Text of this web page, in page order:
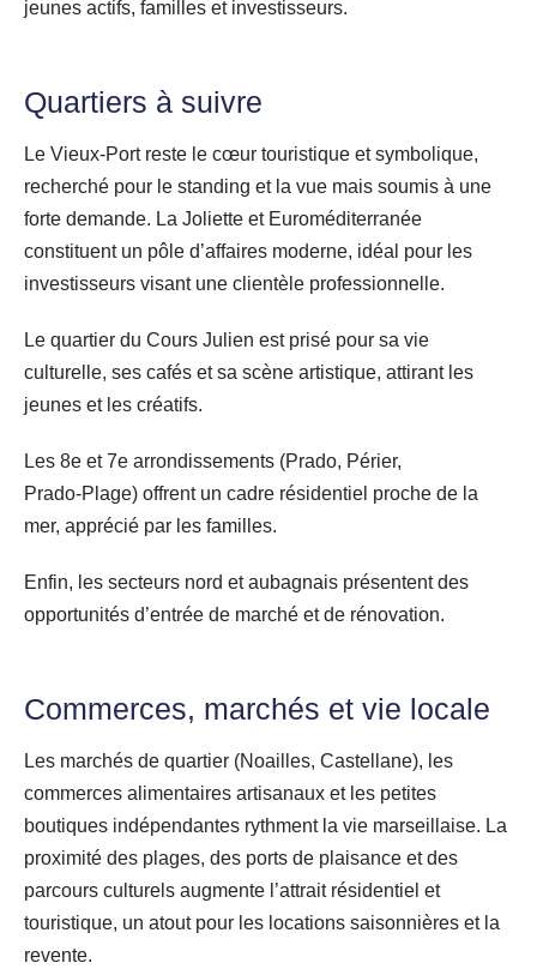
jeunes actifs, familles et investisseurs.
Quartiers à suivre
Le Vieux‑Port reste le cœur touristique et symbolique,
recherché pour le standing et la vue mais soumis à une
forte demande. La Joliette et Euroméditerranée
constituent un pôle d’affaires moderne, idéal pour les
investisseurs visant une clientèle professionnelle.
Le quartier du Cours Julien est prisé pour sa vie
culturelle, ses cafés et sa scène artistique, attirant les
jeunes et les créatifs.
Les 8e et 7e arrondissements (Prado, Périer,
Prado‑Plage) offrent un cadre résidentiel proche de la
mer, apprécié par les familles.
Enfin, les secteurs nord et aubagnais présentent des
opportunités d’entrée de marché et de rénovation.
Commerces, marchés et vie locale
Les marchés de quartier (Noailles, Castellane), les
commerces alimentaires artisanaux et les petites
boutiques indépendantes rythment la vie marseillaise. La
proximité des plages, des ports de plaisance et des
parcours culturels augmente l’attrait résidentiel et
touristique, un atout pour les locations saisonnières et la
revente.